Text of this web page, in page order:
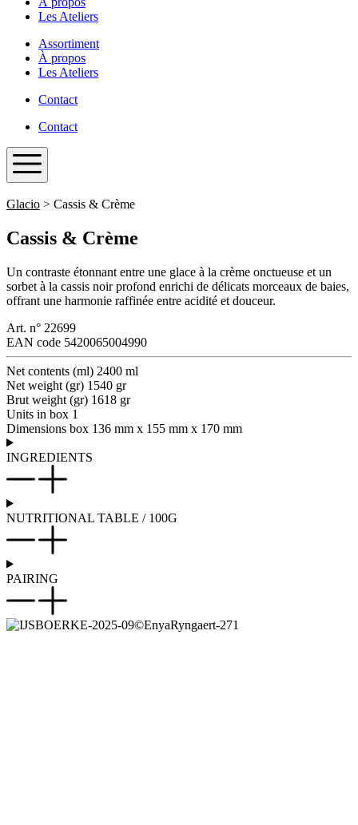
Les Ateliers
Assortiment
À propos
Les Ateliers
Contact
Contact
Glacio > Cassis & Crème
Cassis & Crème
Un contraste étonnant entre une glace à la crème onctueuse et un
sorbet à la cassis noir profond enrichi de délicats morceaux de baies,
offrant une harmonie raffinée entre acidité et douceur.
Art. n° 22699
EAN code 5420065004990
Net contents (ml) 2400 ml
Net weight (gr) 1540 gr
Brut weight (gr) 1618 gr
Units in box 1
Dimensions box 136 mm x 155 mm x 170 mm
INGREDIENTS
NUTRITIONAL TABLE / 100G
PAIRING